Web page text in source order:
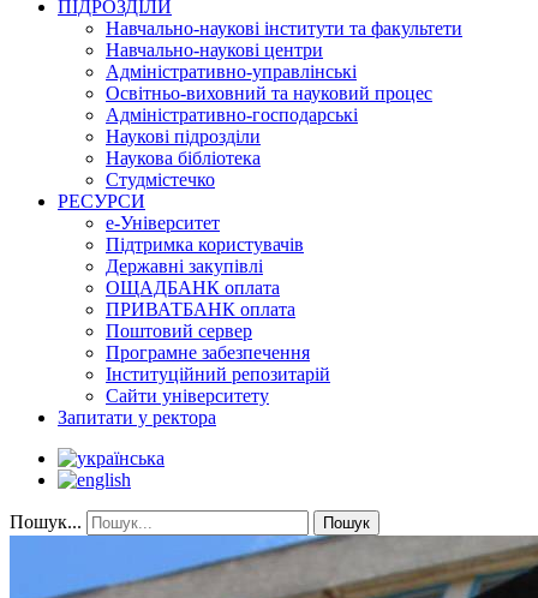
ПІДРОЗДІЛИ
Навчально-наукові інститути та факультети
Навчально-наукові центри
Адміністративно-управлінські
Освітньо-виховний та науковий процес
Адміністративно-господарські
Наукові підрозділи
Наукова бібліотека
Студмістечко
РЕСУРСИ
е-Університет
Підтримка користувачів
Державні закупівлі
ОЩАДБАНК оплата
ПРИВАТБАНК оплата
Поштовий сервер
Програмне забезпечення
Інституційний репозитарій
Сайти університету
Запитати у ректора
Пошук... Пошук